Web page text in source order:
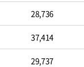
28,736
37,414
29,737